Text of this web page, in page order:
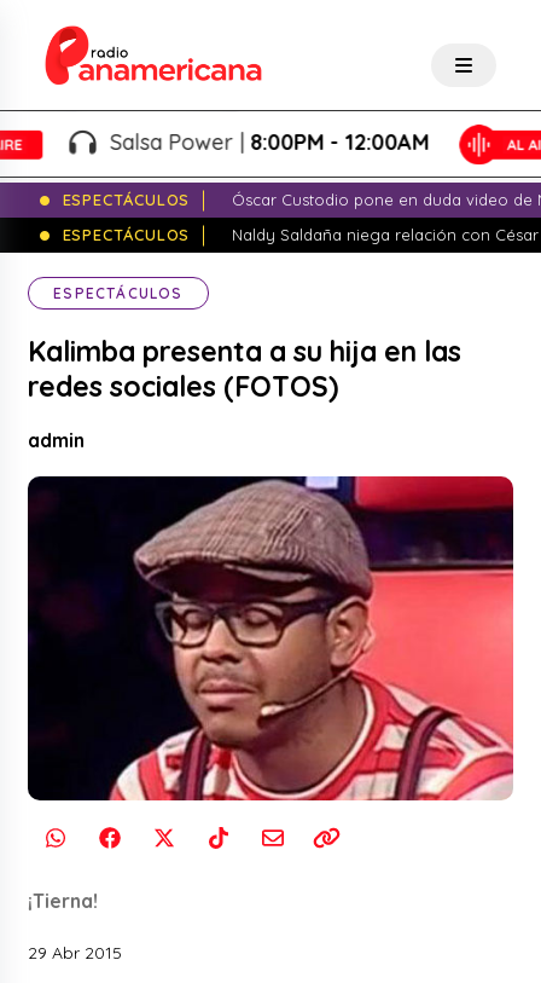
Salsa Power |8:00PM - 12:00AM
ESPECTÁCULOS
Óscar Custodio pone en duda video de
ESPECTÁCULOS
Naldy Saldaña niega relación con
ESPECTÁCULOS
Kalimba presenta a su hija en las
redes sociales (FOTOS)
admin
¡Tierna!
29 Abr 2015